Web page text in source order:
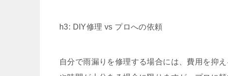
h3: DIY修理 vs プロへの依頼
自分で雨漏りを修理する場合には、費用を抑